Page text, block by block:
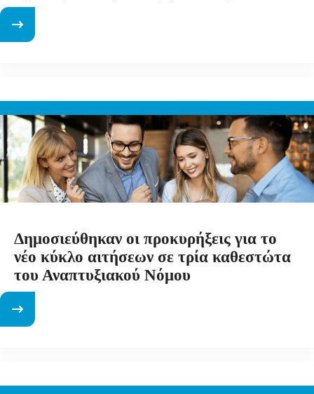
Δημοσιεύθηκαν οι προκυρήξεις για το
νέο κύκλο αιτήσεων σε τρία καθεστώτα
του Αναπτυξιακού Νόμου